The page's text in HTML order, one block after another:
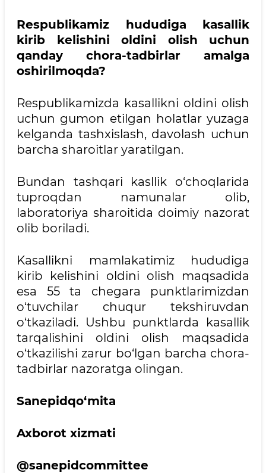
Respublikamiz hududiga kasallik
kirib kelishini oldini olish uchun
qanday chora-tadbirlar amalga
oshirilmoqda?
Respublikamizda kasallikni oldini olish
uchun gumon etilgan holatlar yuzaga
kelganda tashxislash, davolash uchun
barcha sharoitlar yaratilgan.
Bundan tashqari kasllik o‘choqlarida
tuproqdan namunalar olib,
laboratoriya sharoitida doimiy nazorat
olib boriladi.
Kasallikni mamlakatimiz hududiga
kirib kelishini oldini olish maqsadida
esa 55 ta chegara punktlarimizdan
o‘tuvchilar chuqur tekshiruvdan
o‘tkaziladi. Ushbu punktlarda kasallik
tarqalishini oldini olish maqsadida
o‘tkazilishi zarur bo‘lgan barcha chora-
tadbirlar nazoratga olingan.
Axborot xizmati
@sanepidcommittee